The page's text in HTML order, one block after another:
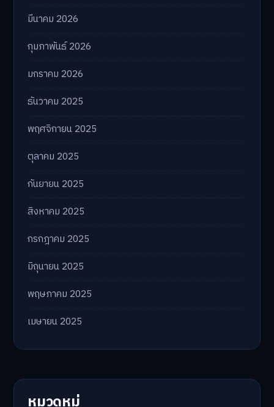
มีนาคม 2026
กุมภาพันธ์ 2026
มกราคม 2026
ธันวาคม 2025
พฤศจิกายน 2025
ตุลาคม 2025
กันยายน 2025
สิงหาคม 2025
กรกฎาคม 2025
มิถุนายน 2025
พฤษภาคม 2025
เมษายน 2025
หมวดหมู่